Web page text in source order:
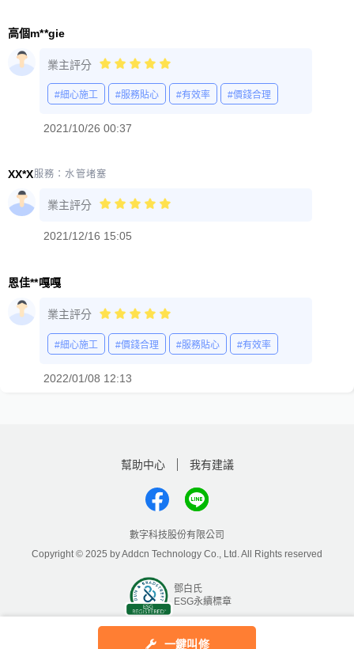
一鍵叫修
高個m**gie
業主評分
#細心施工 #服務貼心 #有效率 #價錢合理
2021/10/26 00:37
XX*X服務： 水管堵塞
業主評分
2021/12/16 15:05
恩佳**嘎嘎
業主評分
#細心施工 #價錢合理 #服務貼心 #有效率
2022/01/08 12:13
幫助中心 我有建議
數字科技股份有限公司
Copyright © 2025 by Addcn Technology Co., Ltd. All Rights reserved
鄧白氏
ESG永續標章